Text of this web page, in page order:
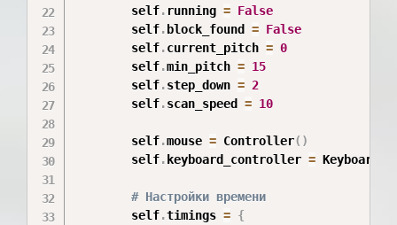
        self
. running = False
        self
. block_found = False
        self
.current_pitch = 0
        self
.min_pitch = 15
        self
.step_down = 2
        self
.scan_speed = 10
        self
.mouse = Controller( )
        self
. keyboard_controller =
# Настройки времени
        self
.timings = {